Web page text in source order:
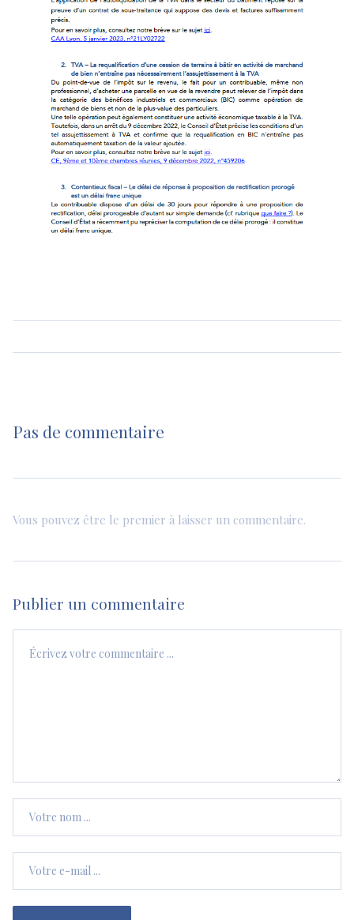
Pas de commentaire
Vous pouvez être le premier à laisser un commentaire.
Publier un commentaire